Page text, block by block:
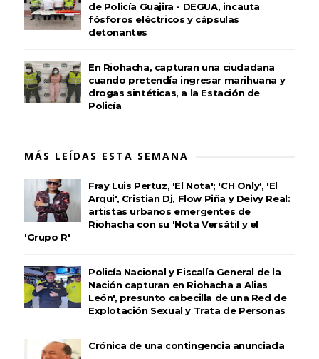
de Policía Guajira - DEGUA, incauta
fósforos eléctricos y cápsulas
detonantes
En Riohacha, capturan una ciudadana
cuando pretendía ingresar marihuana y
drogas sintéticas, a la Estación de
Policía
MÁS LEÍDAS ESTA SEMANA
Fray Luis Pertuz, 'El Nota'; 'CH Only', 'El
Arqui', Cristian Dj, Flow Piña y Deivy Real:
artistas urbanos emergentes de
Riohacha con su 'Nota Versátil y el
'Grupo R'
Policía Nacional y Fiscalía General de la
Nación capturan en Riohacha a Alias
León', presunto cabecilla de una Red de
Explotación Sexual y Trata de Personas
Crónica de una contingencia anunciada